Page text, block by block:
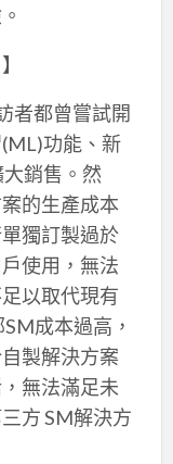
者都曾嘗試開
功能、新
銷售。然
的生產成本
獨訂製過於
使用，無法
以取代現有
成本過高，
製解決方案
無法滿足未
方 SM解決方